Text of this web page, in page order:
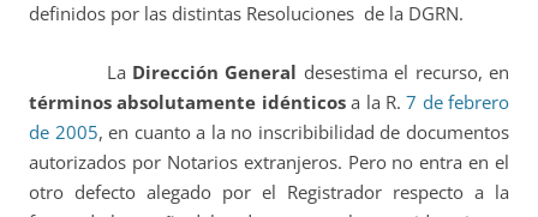
definidos por las distintas Resoluciones de la DGRN.
La Dirección General desestima el recurso, en
términos absolutamente idénticosa la R.7 de febrero
de 2005, en cuanto a la no inscribibilidad de documentos
autorizados por Notarios extranjeros. Pero no entra en el
otro defecto alegado por el Registrador respecto a la